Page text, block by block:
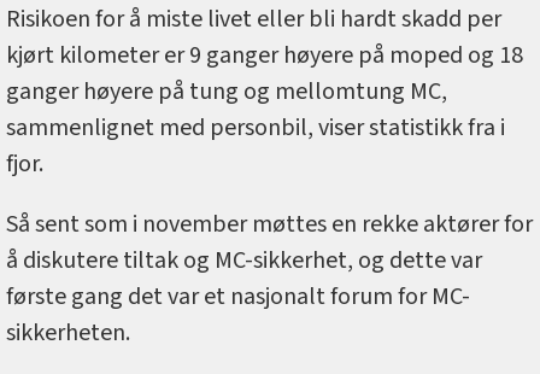
Risikoen for å miste livet eller bli hardt skadd per
kjørt kilometer er 9 ganger høyere på moped og 18
ganger høyere på tung og mellomtung MC,
sammenlignet med personbil, viser statistikk fra i
fjor.
Så sent som i november møttes en rekke aktører for
å diskutere tiltak og MC-sikkerhet, og dette var
første gang det var et nasjonalt forum for MC-
sikkerheten.